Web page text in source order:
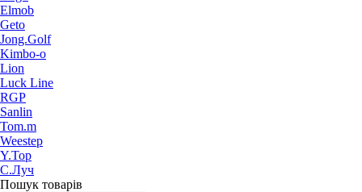
Elmob
Geto
Jong.Golf
Kimbo-o
Lion
Luck Line
RGP
Sanlin
Tom.m
Weestep
Y.Top
С.Луч
Пошук товарів